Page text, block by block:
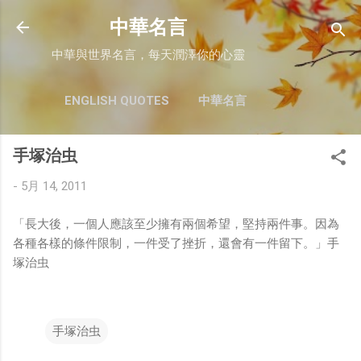
跳至主要內容
中華名言
中華與世界名言，每天潤澤你的心靈
ENGLISH QUOTES 中華名言
手塚治虫
- 5月 14, 2011
「長大後，一個人應該至少擁有兩個希望，堅持兩件事。因為
各種各樣的條件限制，一件受了挫折，還會有一件留下。」手
塚治虫
手塚治虫